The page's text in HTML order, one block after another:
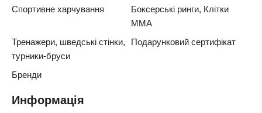
Спортивне харчування
Боксерські ринги, Клітки
ММА
Тренажери, шведські стінки,
турники-бруси
Подарунковий сертифікат
Бренди
Информація